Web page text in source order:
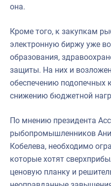
она.
Кроме того, к закупкам
электронную биржу уже
образования,
защиты. На них и
обеспечению подопечных
снижению бюджетной
По мнению президента
рыбопромышленников
Кобелева, необходимо
которые хотят
ценовую планку и